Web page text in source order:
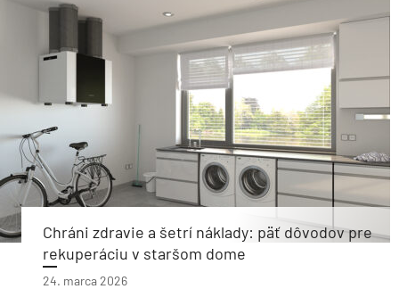
Chráni zdravie a šetrí náklady: päť dôvodov pre
rekuperáciu v staršom dome
24. marca 2026